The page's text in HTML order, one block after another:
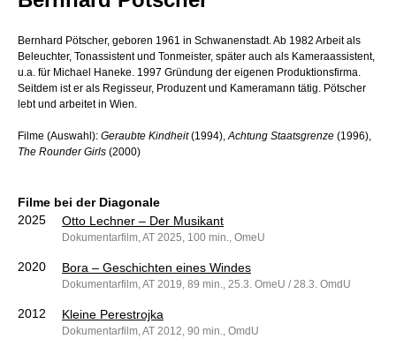
Bernhard Pötscher, geboren 1961 in Schwanenstadt. Ab 1982 Arbeit als
Beleuchter, Tonassistent und Tonmeister, später auch als Kameraassistent,
u.a. für Michael Haneke. 1997 Gründung der eigenen Produktionsfirma.
Seitdem ist er als Regisseur, Produzent und Kameramann tätig. Pötscher
lebt und arbeitet in Wien.
Filme (Auswahl): Geraubte Kindheit(1994),Achtung Staatsgrenze (1996),
The Rounder Girls (2000)
Filme bei der Diagonale
2025
Otto Lechner – Der Musikant
Dokumentarfilm, AT 2025, 100 min., OmeU
2020 Bora – Geschichten eines Windes
Dokumentarfilm, AT 2019, 89 min., 25.3. OmeU / 28.3. OmdU
2012 Kleine Perestrojka
Dokumentarfilm, AT 2012, 90 min., OmdU